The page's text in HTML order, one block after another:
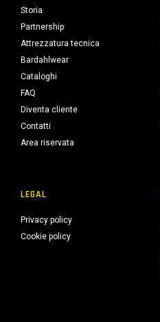
Storia
Partnership
Attrezzatura tecnica
Bardahlwear
Cataloghi
FAQ
Diventa cliente
Contatti
Area riservata
LEGAL
Privacy policy
Cookie policy